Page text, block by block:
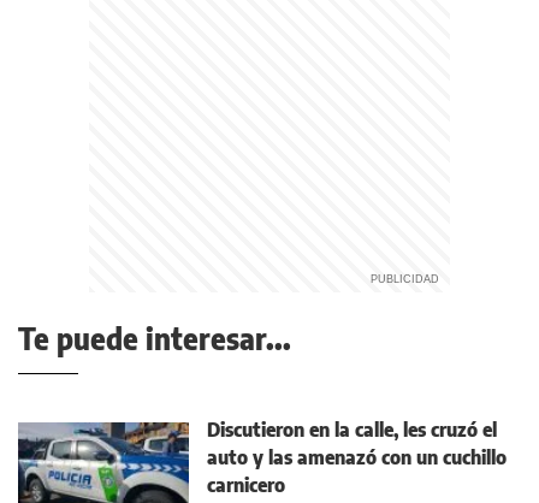
Te puede interesar...
Discutieron en la calle, les cruzó el
auto y las amenazó con un cuchillo
carnicero